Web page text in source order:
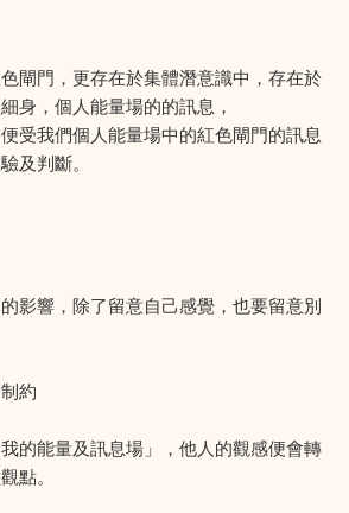
閘門，更存在於集體潛意識中，存在於
身，個人能量場的的訊息，
受我們個人能量場中的紅色閘門的訊息
及判斷。
影響，除了留意自己感覺，也要留意別
約
的能量及訊息場」，他人的觀感便會轉
點。